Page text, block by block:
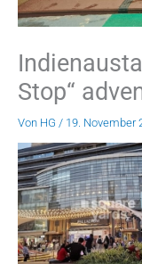
Stop“
Von HG / 19. November